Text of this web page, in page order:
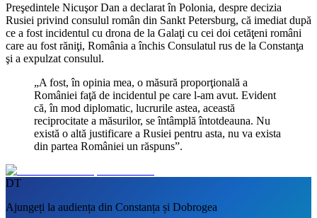
Preşedintele Nicuşor Dan a declarat în Polonia, despre decizia
Rusiei privind consulul român din Sankt Petersburg, că imediat după
ce a fost incidentul cu drona de la Galaţi cu cei doi cetăţeni români
care au fost răniţi, România a închis Consulatul rus de la Constanţa
şi a expulzat consulul.
„A fost, în opinia mea, o măsură proporţională a
României faţă de incidentul pe care l-am avut. Evident
că, în mod diplomatic, lucrurile astea, această
reciprocitate a măsurilor, se întâmplă întotdeauna. Nu
există o altă justificare a Rusiei pentru asta, nu va exista
din partea României un răspuns”.
DT
Ajungeți la audiența din Constanța și Dobrogea